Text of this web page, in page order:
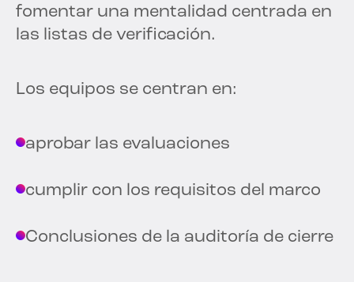
fomentar una mentalidad centrada en
las listas de verificación.
Los equipos se centran en:
aprobar las evaluaciones
cumplir con los requisitos del marco
Conclusiones de la auditoría de cierre